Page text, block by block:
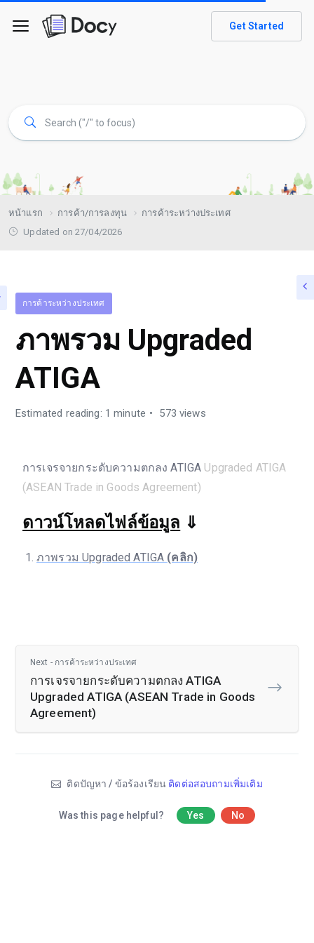
Get Started
หน้าแรก การค้า/การลงทุน
การค้าระหว่างประเทศ
Updated on 27/04/2026
การค้าระหว่างประเทศ
ภาพรวม Upgraded
ATIGA
Estimated reading: 1 minute 573 views
การเจรจายกระดับความตกลง ATIGA Upgraded ATIGA
(ASEAN Trade in Goods Agreement)
ดาวน์โหลดไฟล์ข้อมูล ⇓
ภาพรวม Upgraded ATIGA (คลิก)
Next - การค้าระหว่างประเทศ
การเจรจายกระดับความตกลง ATIGA
Upgraded ATIGA (ASEAN Trade in Goods
Agreement)
ติดปัญหา / ข้อร้องเรียน ติดต่อสอบถามเพิ่มเติม
Was this page helpful? Yes No